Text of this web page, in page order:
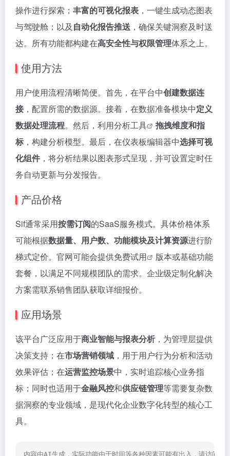
操作进行探索； 丰富的可视化报表 ，一键生成动态图表
与驾驶舱；以及 自动化报告推送 ，确保关键洞察及时送
达。所有功能都构建在高安全性与权限管理体系之上。
使用方法
用户使用流程清晰简便。首先，在平台中创建数据连
接 ，配置所需的数据源。接着，在数据准备模块中定义
数据处理流程。然后，利用分析工具
拖拽维度和指
标 ，构建分析模型。最后，在仪表板编辑器中选择可视
化组件 ，将分析结果以图表形式呈现，并可设置定时任
务自动更新与分发报告。
产品价格
Sif通常采用按需订阅的SaaS服务模式。具体价格体系
可能根据数据量、用户数、功能模块及计算资源进行阶
梯式定价。官网可能会提供免费试用
版本或基础功能
套餐，以满足不同规模团队的需求。企业级定制化解决
方案需联系销售团队获取详细报价。
应用场景
该平台广泛应用于商业智能与报表分析 ，为管理层提供
决策支持；在市场营销领域 ，用于用户行为分析和活动
效果评估；在运营监控场景中，实时追踪核心业务指
标；同时也适用于金融风控和供应链管理等需要复杂数
据洞察的专业领域，是现代化企业数字化转型的核心工
具。
内容由AI生成，实际功能由于时间等各种因素可能有出入，请访问